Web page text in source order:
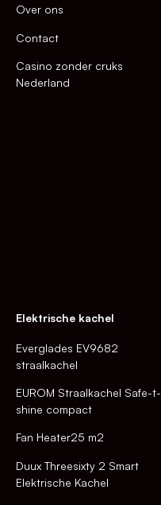
Over ons
Contact
Casino zonder cruks
Nederland
Elektrische kachel
Everglades EV9682
straalkachel
EUROM Straalkachel Safe-t-
shine compact
Fan Heater25 m2
Duux Threesixty 2 Smart
Elektrische Kachel